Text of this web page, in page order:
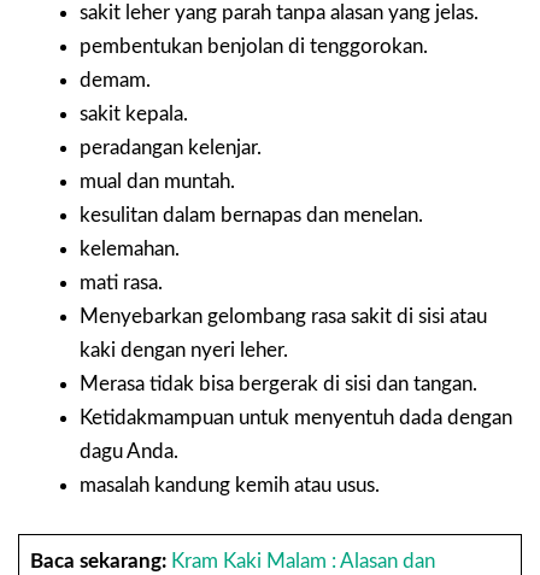
sakit leher yang parah tanpa alasan yang jelas.
pembentukan benjolan di tenggorokan.
demam.
sakit kepala.
peradangan kelenjar.
mual dan muntah.
kesulitan dalam bernapas dan menelan.
kelemahan.
mati rasa.
Menyebarkan gelombang rasa sakit di sisi atau
kaki dengan nyeri leher.
Merasa tidak bisa bergerak di sisi dan tangan.
Ketidakmampuan untuk menyentuh dada dengan
dagu Anda.
masalah kandung kemih atau usus.
Baca sekarang: Kram Kaki Malam : Alasan dan